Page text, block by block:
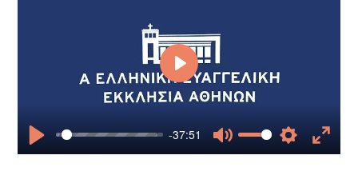
Play
-37:51
Mute
SettingsEnter
Play